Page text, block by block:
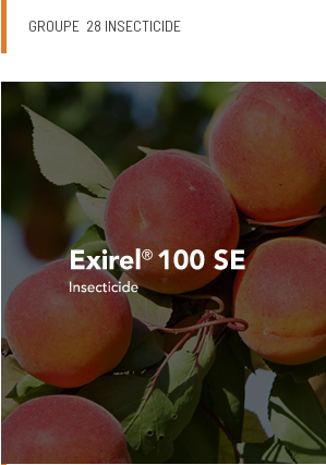
GROUPE 28 INSECTICIDE